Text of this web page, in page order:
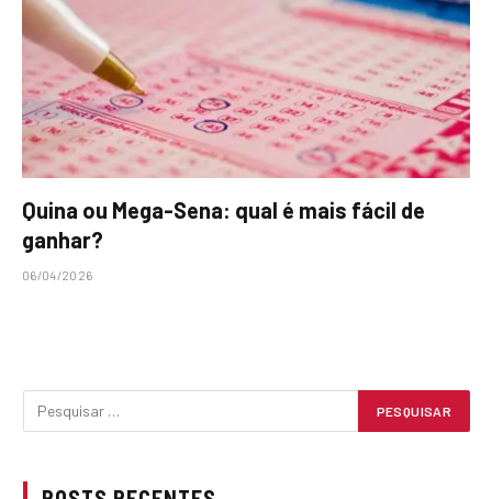
Quina ou Mega-Sena: qual é mais fácil de
ganhar?
06/04/2026